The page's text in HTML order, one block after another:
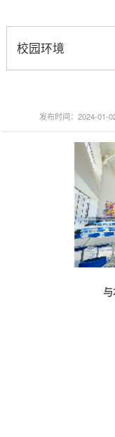
校园环境
发布时间：2024-01-
与